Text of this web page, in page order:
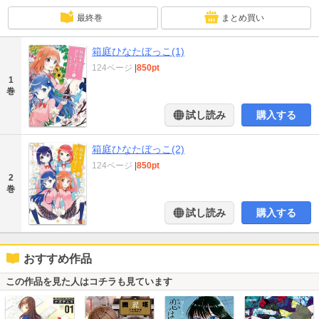
最終巻 まとめ買い
1
巻
箱庭ひなたぼっこ(1)
124ページ 850pt
試し読み 購入する
2
巻
箱庭ひなたぼっこ(2)
124ページ 850pt
試し読み 購入する
おすすめ作品
この作品を見た人はコチラも見ています